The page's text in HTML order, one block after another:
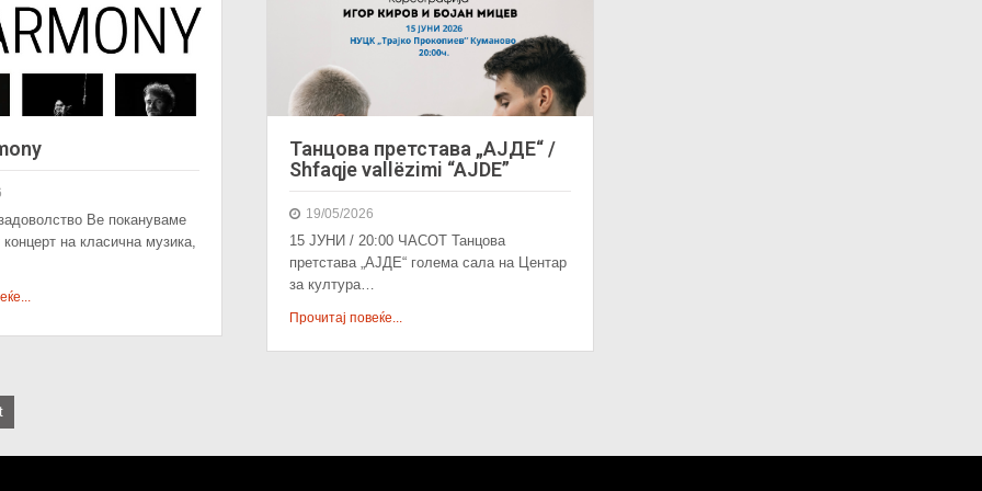
Ве покануваме
на класична музика,
Танцова претстава „АЈДЕ“ /
Shfaqje vallëzimi “AJDE”
19/05/2026
15 ЈУНИ / 20:00 ЧАСОТ Танцова
претстава „АЈДЕ“ голема сала на Центар
за култура…
Прочитај повеќе...